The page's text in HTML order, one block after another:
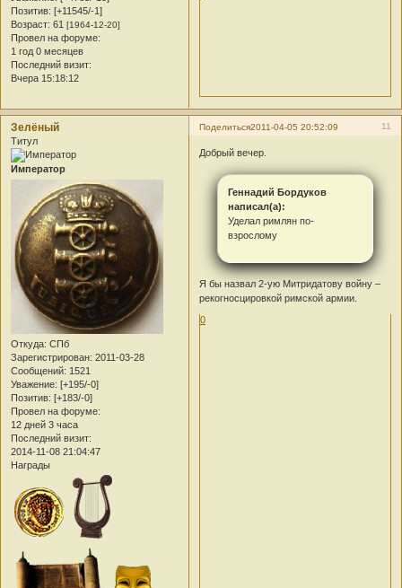
Позитив: [+11545/-1]
Возраст: 61 [1964-12-20]
Провел на форуме:
1 год 0 месяцев
Последний визит:
Вчера 15:18:12
Поделиться 11
2011-04-05 20:52:09
Зелёный
Титул
Император
Откуда: СПб
Зарегистрирован: 2011-03-28
Сообщений: 1521
Уважение: [+195/-0]
Позитив: [+183/-0]
Провел на форуме:
12 дней 3 часа
Последний визит:
2014-11-08 21:04:47
Награды
Добрый вечер.
Геннадий Бордуков
написал(а):
Уделал римлян по-
взрослому
Я бы назвал 2-ую Митридатову войну –
рекогносцировкой римской армии.
0